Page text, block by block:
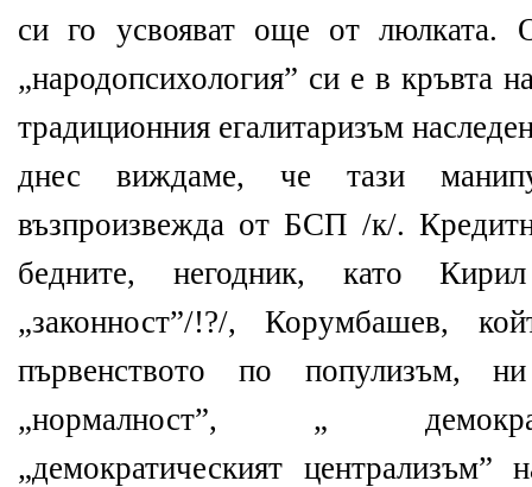
си го усвояват още от люлката.
„народопсихология” си е в кръвта
традиционния егалитаризъм
днес виждаме, че тази
възпроизвежда от БСП /к/.
бедните, негодник, като
„законност”/!?/, Корумбашев,
първенството по популизъм,
„нормалност”, „
„демократическият